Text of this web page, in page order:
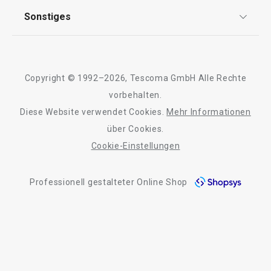
Kontaktformular
Qualität
Sonstiges
Barrierefreiheit
Copyright © 1992–2026, Tescoma GmbH Alle Rechte
vorbehalten.
Diese Website verwendet Cookies.
Mehr Informationen
über Cookies.
Cookie-Einstellungen
Professionell gestalteter Online Shop